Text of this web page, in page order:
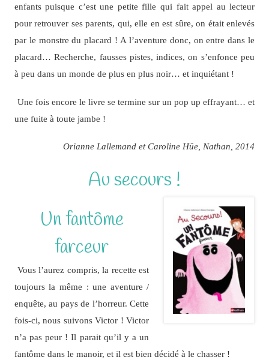
enfants puisque c’est une petite fille qui fait appel au lecteur
pour retrouver ses parents, qui, elle en est sûre, on était enlevés
par le monstre du placard ! A l’aventure donc, on entre dans le
placard… Recherche, fausses pistes, indices, on s’enfonce peu
à peu dans un monde de plus en plus noir… et inquiétant !
Une fois encore le livre se termine sur un pop up effrayant… et
une fuite à toute jambe !
Orianne Lallemand et Caroline Hüe, Nathan, 2014
Au secours !
Un fantôme
farceur
Vous l’aurez compris, la recette est
toujours la même : une aventure /
enquête, au pays de l’horreur. Cette
fois-ci, nous suivons Victor ! Victor
n’a pas peur ! Il parait qu’il y a un
fantôme dans le manoir, et il est bien décidé à le chasser !